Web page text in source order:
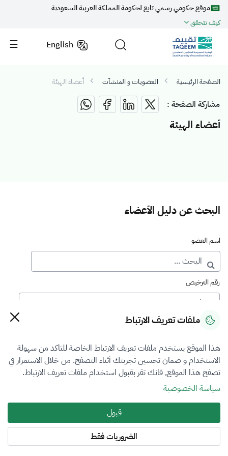
موقع حكومي رسمي تابع لحكومة المملكة العربية السعودية
كيف تتحقق
English
الصفحة الرئيسية العضويات و المنشآت أعضاء الهيئة
مشاركة الصفحة :
أعضاء الهيئة
البحث عن دليل الأعضاء
اسم العضو
رقم الترخيص
رقم العضوية
فرع التقييم
الكل
نوع العضوية
الكل
المنطقة
ملفات تعريف الارتباط
هذا الموقع يستخدم ملفات تعريف الارتباط الخاصة للتاكد من سهولة
الاستخدام و ضمان تحسين تجربتك أثناء التصفح. من خلال الاستمرار في
تصفح هذا الموقع, فانك تقر بقبول استخدام ملفات تعريف الارتباط.
سياسة الخصوصية
قبول
الضروريات فقط